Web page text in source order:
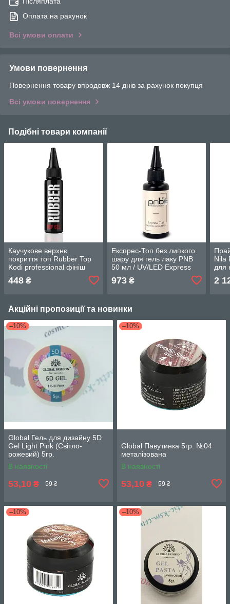
Оплата на рахунок
Всі умови оплати
Умови повернення
Повернення товару впродовж 14 днів за рахунок покупця
Всі умови повернення
Подібні товари компанії
Каучукове верхнє
покриття топ Rubber Top
Kodi professional фініш
448 ₴
Експрес-Топ без липкого
шару для гель лаку PNB
50 мл / UV/LED Express
973₴
Nila
для
2
Акційні пропозиції та новинки
–10%
Global Гель для дизайну 5D
Gel Light Pink (Світло-
рожевий) 5гр.
В наявності
53,10 ₴ 59 ₴
–10%
Global Павутинка 5гр. №04
металізована
В наявності
53,10 ₴ 59 ₴
–10% –10%